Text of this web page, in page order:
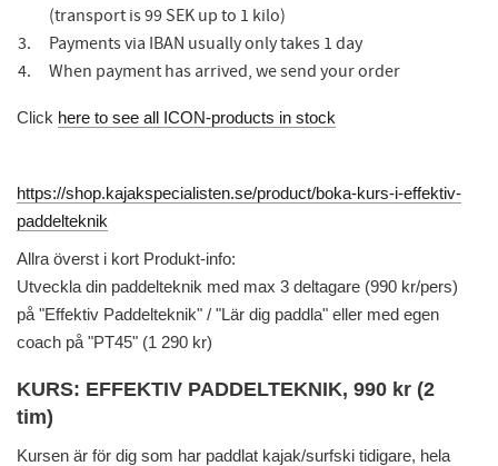
(transport is 99 SEK up to 1 kilo)
Payments via IBAN usually only takes 1 day
When payment has arrived, we send your order
Click here to see all ICON-products in stock
https://shop.kajakspecialisten.se/product/boka-kurs-i-effektiv-
paddelteknik
Allra överst i kort Produkt-info:
Utveckla din paddelteknik med max 3 deltagare (990 kr/pers)
på "Effektiv Paddelteknik" / "Lär dig paddla" eller med egen
coach på "PT45" (1 290 kr)
KURS: EFFEKTIV PADDELTEKNIK, 990 kr (2
tim)
Kursen är för dig som har paddlat kajak/surfski tidigare, hela